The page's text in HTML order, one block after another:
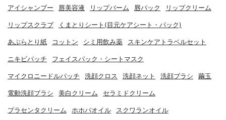
アイシャンプー 唇美容液 リップバーム 唇パック リップクリーム
リップスクラブ くまとりシート(目元ケアシート・パック)
あぶらとり紙 コットン シミ用飲み薬 スキンケアトラベルセット
ニキビパッチ フェイスパック・シートマスク
マイクロニードルパッチ 洗顔クロス 洗顔ネット 洗顔ブラシ 繭玉
電動洗顔ブラシ 美白クリーム セラミドクリーム
プラセンタクリーム ホホバオイル スクワランオイル